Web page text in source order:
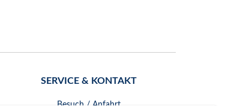
SERVICE & KONTAKT